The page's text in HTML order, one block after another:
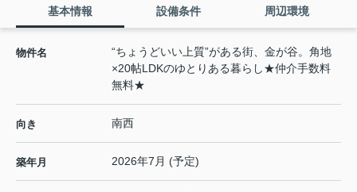
基本情報 設備条件 周辺環境
物件名
“ちょうどいい上質”がある街、金が谷。角地
×20帖LDKのゆとりある暮らし★仲介手数料
無料★
向き 南西
築年月 2026年7月 (予定)